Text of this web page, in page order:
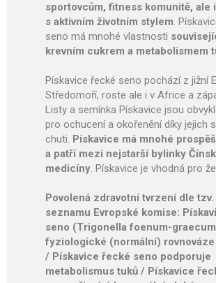
sportovcům, fitness komunitě, ale
s aktivním životním stylem.
seno má mnohé vlastnosti
krevním cukrem a metabolismem
Pískavice řecké seno pochází z jižní
Středomoří, roste ale i v Africe a
Listy a semínka Pískavice jsou
pro ochucení a okořenění díky jejich
chuti. Pískavice má mnohé
a patří mezi nejstarší bylinky
medicíny. Pískavice je vhodná pro
Povolená zdravotní tvrzení dle tzv.
seznamu Evropské komise:
seno (Trigonella foenum-
fyziologické (normální)
/ Pískavice řecké seno podporuje
metabolismus tuků / Pískavice